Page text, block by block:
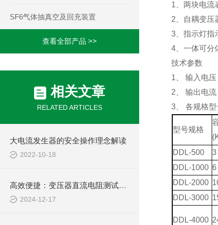
SF6气体抽真空及回充装置
查看全部产品 >>
相关文章
RELATED ARTICLES
大电流发生器的安全操作理念解读
2022-10-18
高效便捷：变压器直流电阻测试仪，电力检测的新选择
2024-12-17
1 、两块电
2 、自耦变
3、指示灯指
4、一体可分
技术参数
1
输入电压
2
输出电流
3、 各规格
型号规格
DDL-500
3
DDL-1000 6
DDL-2000
DDL-3000
DDL-4000